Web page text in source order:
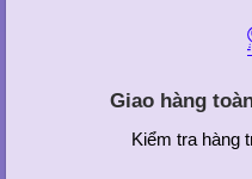
Giao hàng
Kiểm tra hàng